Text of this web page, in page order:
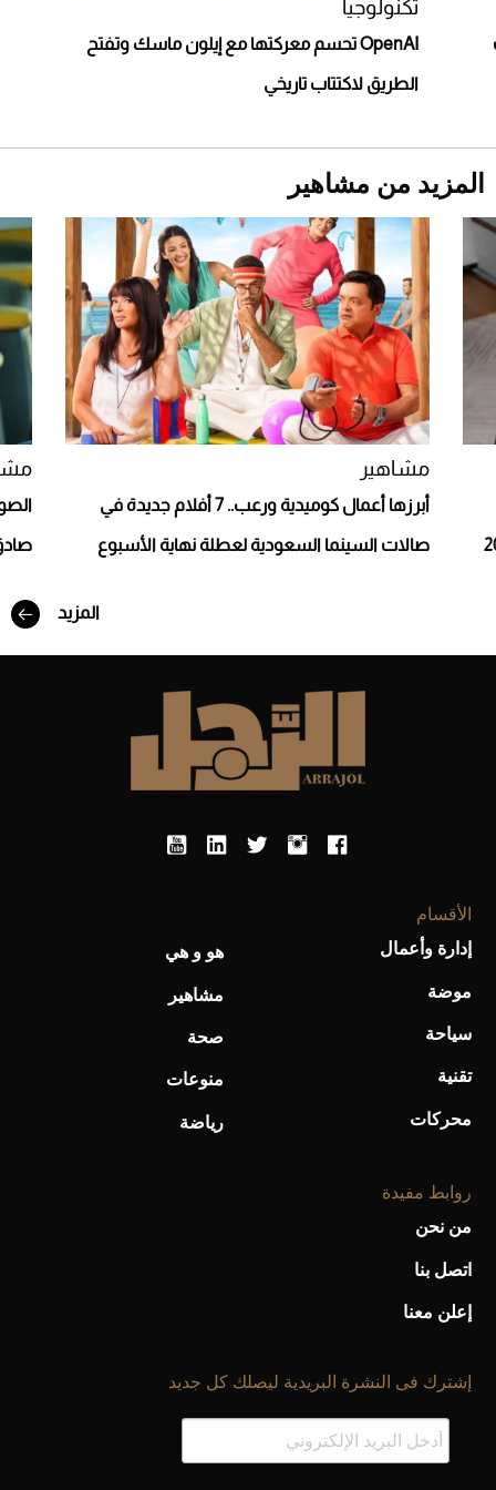
Aston Martin Valiant: على هوى الأبطال
تكنولوجيا
OpenAI تحسم معركتها مع إيلون ماسك وتفتح
الطريق لاكتتاب تاريخي
المزيد من مشاهير
مشاهير
أبرزها أعمال كوميدية ورعب.. 7 أفلام جديدة في
صالات السينما السعودية لعطلة نهاية الأسبوع
المزيد
الأقسام
إدارة وأعمال
موضة
سياحة
تقنية
محركات
هو و هي
مشاهير
صحة
منوعات
رياضة
روابط مفيدة
من نحن
اتصل بنا
إعلن معنا
إشترك فى النشرة البريدية ليصلك كل جديد